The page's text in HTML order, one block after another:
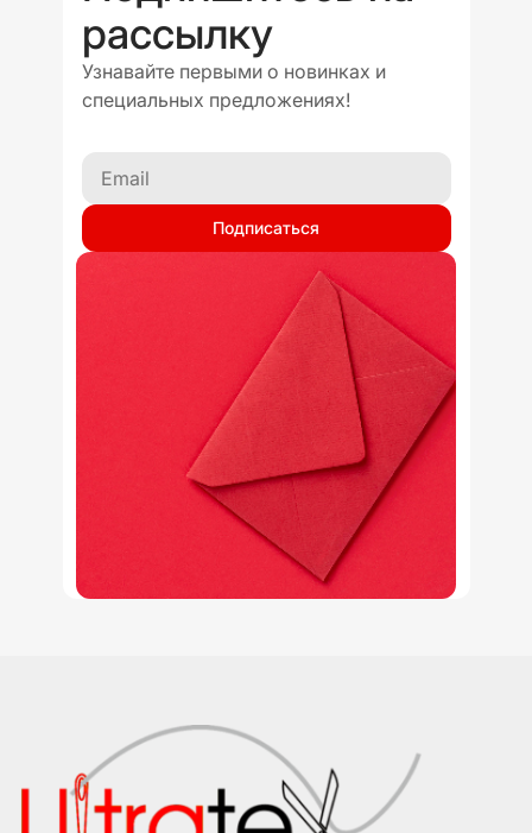
рассылку
Узнавайте первыми о новинках и
специальных предложениях!
Подписаться